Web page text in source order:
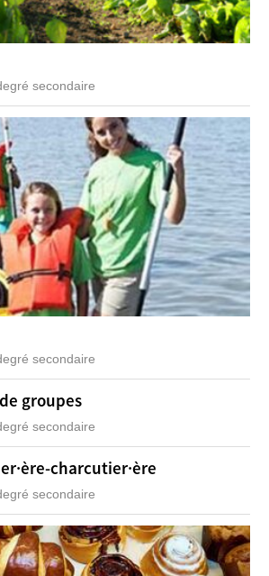
secondaire
secondaire
groupes
secondaire
charcutier·ère
secondaire